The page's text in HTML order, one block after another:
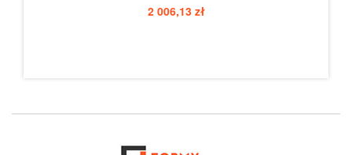
2 006,13 zł